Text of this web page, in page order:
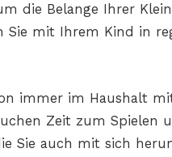
die Belange Ihrer
Sie mit Ihrem Kind in
immer im Haushalt
Zeit zum Spielen
Sie auch mit sich